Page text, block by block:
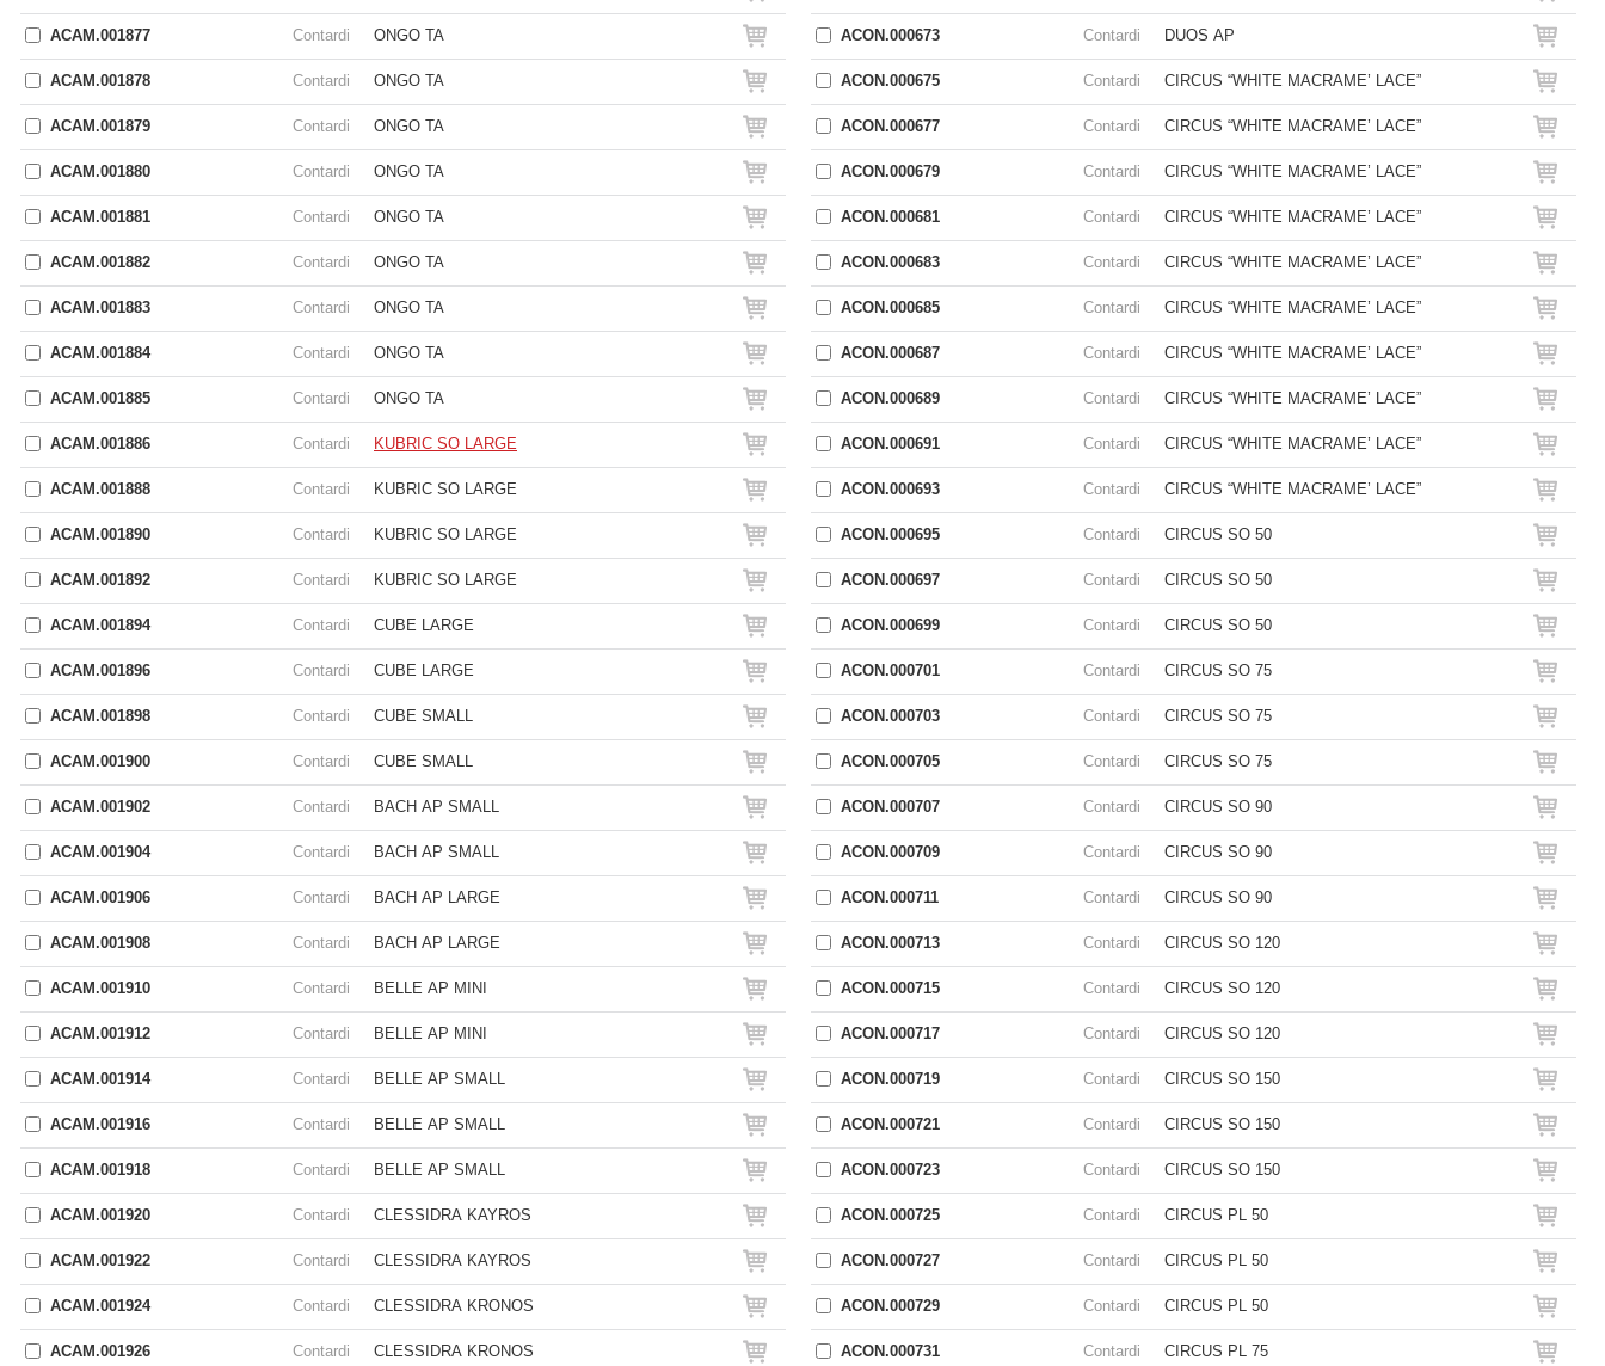
ACAM.001877 Contardi ONGO TA
ACAM.001878 Contardi ONGO TA
ACAM.001879 Contardi ONGO TA
ACAM.001880 Contardi ONGO TA
ACAM.001881 Contardi ONGO TA
ACAM.001882 Contardi ONGO TA
ACAM.001883 Contardi ONGO TA
ACAM.001884 Contardi ONGO TA
ACAM.001885 Contardi ONGO TA
ACAM.001886 Contardi KUBRIC SO LARGE
ACAM.001888 Contardi KUBRIC SO LARGE
ACAM.001890 Contardi KUBRIC SO LARGE
ACAM.001892 Contardi KUBRIC SO LARGE
ACAM.001894 Contardi CUBE LARGE
ACAM.001896 Contardi CUBE LARGE
ACAM.001898 Contardi CUBE SMALL
ACAM.001900 Contardi CUBE SMALL
ACAM.001902 Contardi BACH AP SMALL
ACAM.001904 Contardi BACH AP SMALL
ACAM.001906 Contardi BACH AP LARGE
ACAM.001908 Contardi BACH AP LARGE
ACAM.001910 Contardi BELLE AP MINI
ACAM.001912 Contardi BELLE AP MINI
ACAM.001914 Contardi BELLE AP SMALL
ACAM.001916 Contardi BELLE AP SMALL
ACAM.001918 Contardi BELLE AP SMALL
ACAM.001920 Contardi CLESSIDRA KAYROS
ACAM.001922 Contardi CLESSIDRA KAYROS
ACAM.001924 Contardi CLESSIDRA KRONOS
ACAM.001926 Contardi CLESSIDRA KRONOS
ACON.000673 Contardi DUOS AP
ACON.000675 Contardi CIRCUS “WHITE MACRAME’ LACE”
ACON.000677 Contardi CIRCUS “WHITE MACRAME’ LACE”
ACON.000679 Contardi CIRCUS “WHITE MACRAME’ LACE”
ACON.000681 Contardi CIRCUS “WHITE MACRAME’ LACE”
ACON.000683 Contardi CIRCUS “WHITE MACRAME’ LACE”
ACON.000685 Contardi CIRCUS “WHITE MACRAME’ LACE”
ACON.000687 Contardi CIRCUS “WHITE MACRAME’ LACE”
ACON.000689 Contardi CIRCUS “WHITE MACRAME’ LACE”
ACON.000691 Contardi CIRCUS “WHITE MACRAME’ LACE”
ACON.000693 Contardi CIRCUS “WHITE MACRAME’ LACE”
ACON.000695 Contardi CIRCUS SO 50
ACON.000697 Contardi CIRCUS SO 50
ACON.000699 Contardi CIRCUS SO 50
ACON.000701 Contardi CIRCUS SO 75
ACON.000703 Contardi CIRCUS SO 75
ACON.000705 Contardi CIRCUS SO 75
ACON.000707 Contardi CIRCUS SO 90
ACON.000709 Contardi CIRCUS SO 90
ACON.000711 Contardi CIRCUS SO 90
ACON.000713 Contardi CIRCUS SO 120
ACON.000715 Contardi CIRCUS SO 120
ACON.000717 Contardi CIRCUS SO 120
ACON.000719 Contardi CIRCUS SO 150
ACON.000721 Contardi CIRCUS SO 150
ACON.000723 Contardi CIRCUS SO 150
ACON.000725 Contardi CIRCUS PL 50
ACON.000727 Contardi CIRCUS PL 50
ACON.000729 Contardi CIRCUS PL 50
ACON.000731 Contardi CIRCUS PL 75